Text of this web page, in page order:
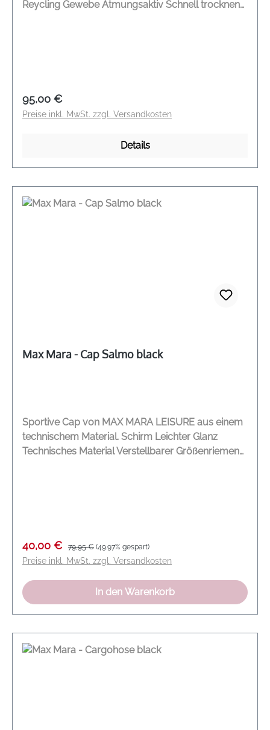
Reycling Gewebe Atmungsaktiv Schnell trocknend
Regulärer Preis:
95,00 €
Preise inkl. MwSt. zzgl. Versandkosten
Details
Max Mara - Cap Salmo black
Sportive Cap von MAX MARA LEISURE aus einem
technischem Material. Schirm Leichter Glanz
Technisches Material Verstellbarer Größenriemen
Verkaufspreis:
40,00 € Regulärer Preis:
79,95 € (49.97% gespart)
Preise inkl. MwSt. zzgl. Versandkosten
In den Warenkorb